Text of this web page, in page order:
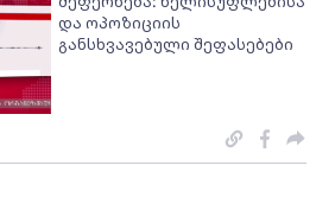
და ოპოზიციის
განსხვავებული შეფასებები